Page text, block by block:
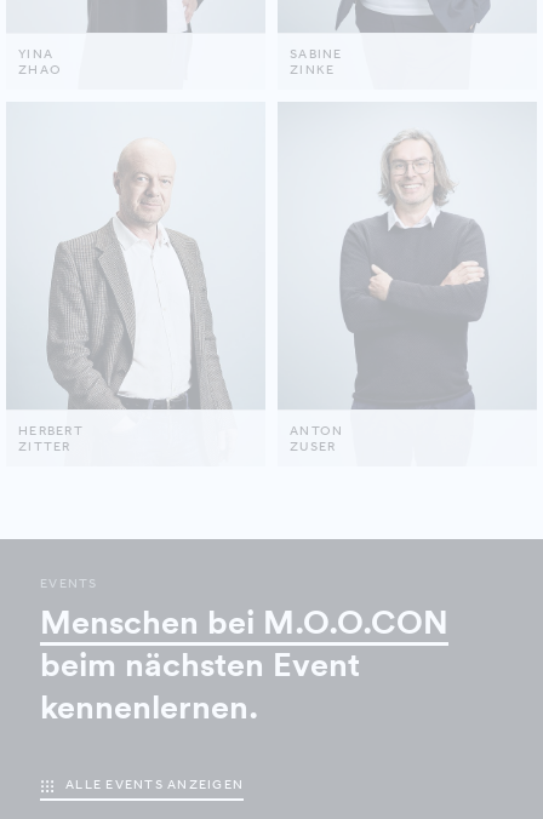
YINA
ZHAO
SABINE
ZINKE
HERBERT
ZITTER
ANTON
ZUSER
EVENTS
Menschen bei M.O.O.CON
beim nächsten Event
kennenlernen.
ALLE EVENTS ANZEIGEN